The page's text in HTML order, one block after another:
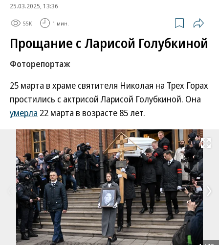
25.03.2025, 13:36
55K 1 мин.
Прощание с Ларисой Голубкиной
Фоторепортаж
25 марта в храме святителя Николая на Трех Горах
простились с актрисой Ларисой Голубкиной. Она
умерла 22 марта в возрасте 85 лет.
Развернуть